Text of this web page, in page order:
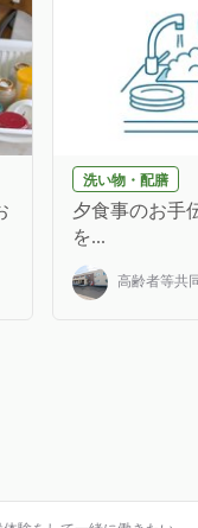
洗い物・配膳
夕食事のお手
を...
高齢者等共